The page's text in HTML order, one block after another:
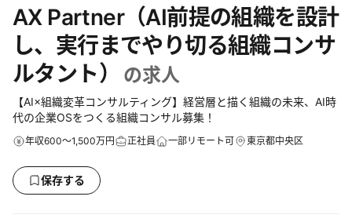
AX Partner（AI前提の組織を設計
し、実行までやり切る組織コンサ
ルタント）
の求人
【AI×組織変革コンサルティング】経営層と描く組織の未来、AI時
代の企業OSをつくる組織コンサル募集！
年収600～1,500万円 正社員 一部リモート可 東京都中央区
保存する